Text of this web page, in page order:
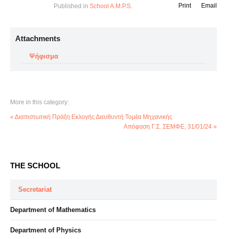
Published in School A.M.P.S. Email
Print
Attachments
Ψήφισμα
More in this category:
« Διαπιστωτική Πράξη Εκλογής Διευθυντή Τομέα Μηχανικής
Απόφαση Γ.Σ. ΣΕΜΦΕ, 31/01/24 »
THE SCHOOL
Secretariat
Department of Mathematics
Department of Physics